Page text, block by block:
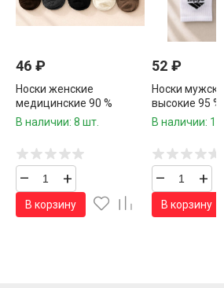
46 ₽
Носки женские
медицинские 90 %
хлопок р.37-41 / 10 пар в
В наличии: 8 шт.
– +
В корзину
52 ₽
Носки
высокие 95 %
р.41-47 / 10
В наличии:
– +
В корзину